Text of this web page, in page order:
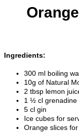
Ingredients:
300 ml boiling
10g of Natural
2 tbsp lemon
1 ½ cl grenadine
5 cl gin
Ice cubes for
Orange slices